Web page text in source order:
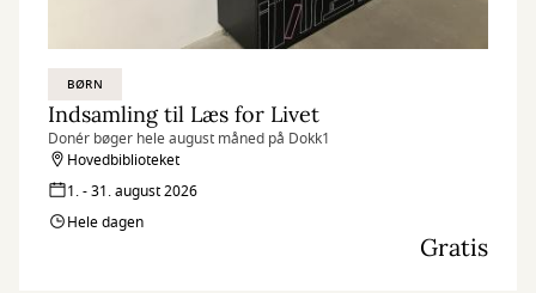
BØRN
Indsamling til Læs for Livet
Donér bøger hele august måned på Dokk1
Hovedbiblioteket
1. - 31. august 2026
Hele dagen
Gratis